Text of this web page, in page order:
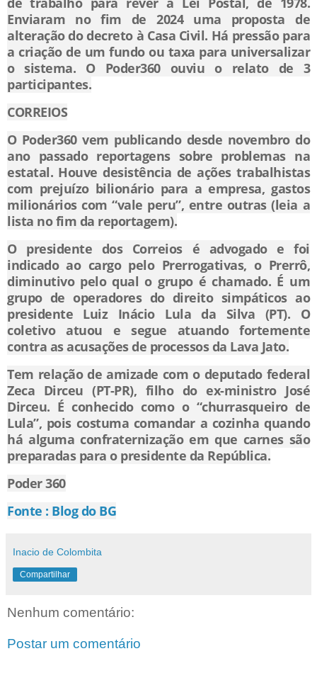
Enviaram no fim de 2024 uma proposta de
alteração do decreto à Casa Civil. Há pressão para
a criação de um fundo ou taxa para universalizar
o sistema. O Poder360 ouviu o relato de 3
participantes.
CORREIOS
O Poder360 vem publicando desde novembro do
ano passado reportagens sobre problemas na
estatal. Houve desistência de ações trabalhistas
com prejuízo bilionário para a empresa, gastos
milionários com “vale peru”, entre outras (leia a
lista no fim da reportagem).
O presidente dos Correios é advogado e foi
indicado ao cargo pelo Prerrogativas, o Prerrô,
diminutivo pelo qual o grupo é chamado. É um
grupo de operadores do direito simpáticos ao
presidente Luiz Inácio Lula da Silva (PT). O
coletivo atuou e segue atuando fortemente
contra as acusações de processos da Lava Jato.
Tem relação de amizade com o deputado federal
Zeca Dirceu (PT-PR), filho do ex-ministro José
Dirceu. É conhecido como o “churrasqueiro de
Lula”, pois costuma comandar a cozinha quando
há alguma confraternização em que carnes são
preparadas para o presidente da República.
Poder 360
Fonte : Blog do BG
Inacio de Colombita
Compartilhar
Nenhum comentário:
Postar um comentário